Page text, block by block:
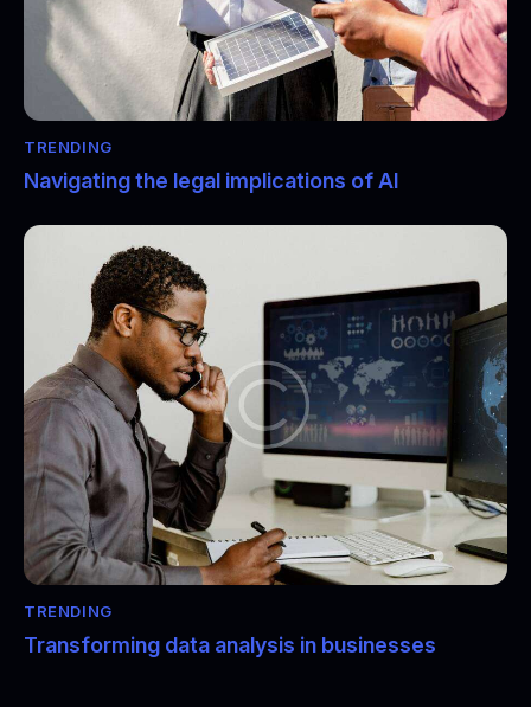
TRENDING
Navigating the legal implications of AI
TRENDING
Transforming data analysis in businesses